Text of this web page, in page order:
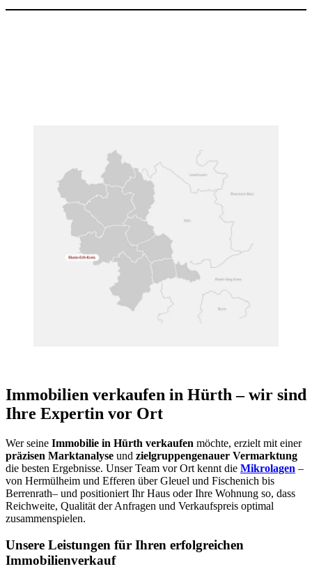
Immobilien verkaufen in Hürth – wir sind
Ihre Expertin vor Ort
Wer seine Immobilie in Hürth verkaufen möchte, erzielt mit einer
präzisen Marktanalyse und zielgruppengenauer Vermarktung
die besten Ergebnisse. Unser Team vor Ort kennt die Mikrolagen –
von Hermülheim und Efferen über Gleuel und Fischenich bis
Berrenrath– und positioniert Ihr Haus oder Ihre Wohnung so, dass
Reichweite, Qualität der Anfragen und Verkaufspreis optimal
zusammenspielen.
Unsere Leistungen für Ihren erfolgreichen
Immobilienverkauf